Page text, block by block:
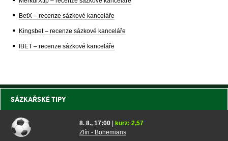
BetX – recenze sázkové kanceláře
Kingsbet – recenze sázkové kanceláře
fBET – recenze sázkové kanceláře
SÁZKAŘSKÉ TIPY
8. 8., 17:00 | kurz: 2,57
Zlín - Bohemians